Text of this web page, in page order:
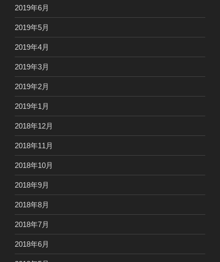
2019年6月
2019年5月
2019年4月
2019年3月
2019年2月
2019年1月
2018年12月
2018年11月
2018年10月
2018年9月
2018年8月
2018年7月
2018年6月